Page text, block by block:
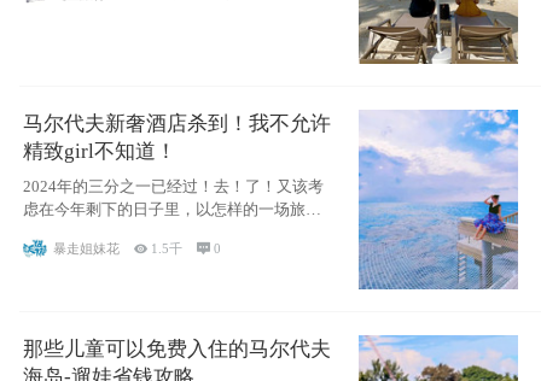
马尔代夫新奢酒店杀到！我不允许
精致girl不知道！
2024年的三分之一已经过！去！了！又该考
虑在今年剩下的日子里，以怎样的一场旅行
暴走姐妹花  1.5千 0
那些儿童可以免费入住的马尔代夫